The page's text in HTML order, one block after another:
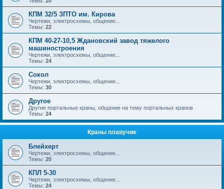
КПМ 32/5 ЗПТО им. Кирова
Чертежи, электросхемы, общение...
Темы: 22
КПМ 40-27-10,5 Ждановский завод тяжелого
машиностроения
Чертежи, электросхемы, общение...
Темы: 24
Сокол
Чертежи, электросхемы, общение...
Темы: 30
Другое
Другие портальные краны, общение на тему портальных кранов
Темы: 24
Краны плавучие
Блейхерт
Чертежи, электросхемы, общение...
Темы: 20
КПЛ 5-30
Чертежи, электросхемы, общение...
Темы: 24